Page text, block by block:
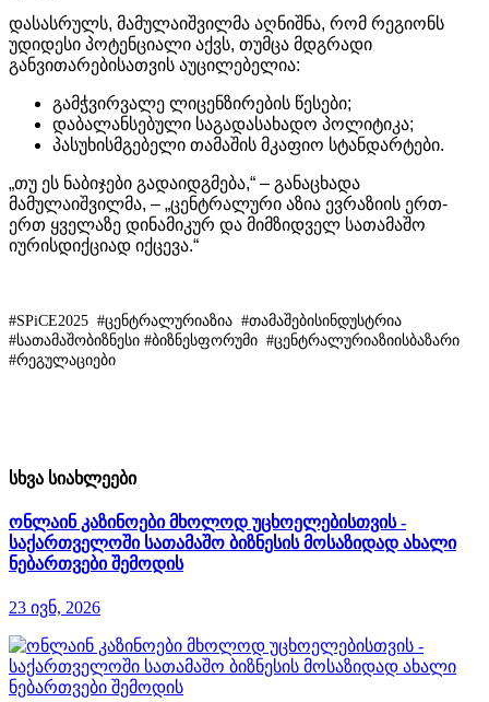
დასასრულს, მამულაიშვილმა აღნიშნა, რომ რეგიონს
უდიდესი პოტენციალი აქვს, თუმცა მდგრადი
განვითარებისათვის აუცილებელია:
გამჭვირვალე ლიცენზირების წესები;
დაბალანსებული საგადასახადო პოლიტიკა;
პასუხისმგებელი თამაშის მკაფიო სტანდარტები.
„თუ ეს ნაბიჯები გადაიდგმება,“ – განაცხადა
მამულაიშვილმა, – „ცენტრალური აზია ევრაზიის ერთ-
ერთ ყველაზე დინამიკურ და მიმზიდველ სათამაშო
იურისდიქციად იქცევა.“
#SPiCE2025 #ცენტრალურიაზია #თამაშებისინდუსტრია
#სათამაშობიზნესი #ბიზნესფორუმი #ცენტრალურიაზიისბაზარი
#რეგულაციები
სხვა სიახლეები
ონლაინ კაზინოები მხოლოდ უცხოელებისთვის -
საქართველოში სათამაშო ბიზნესის მოსაზიდად ახალი
ნებართვები შემოდის
23 ივნ, 2026